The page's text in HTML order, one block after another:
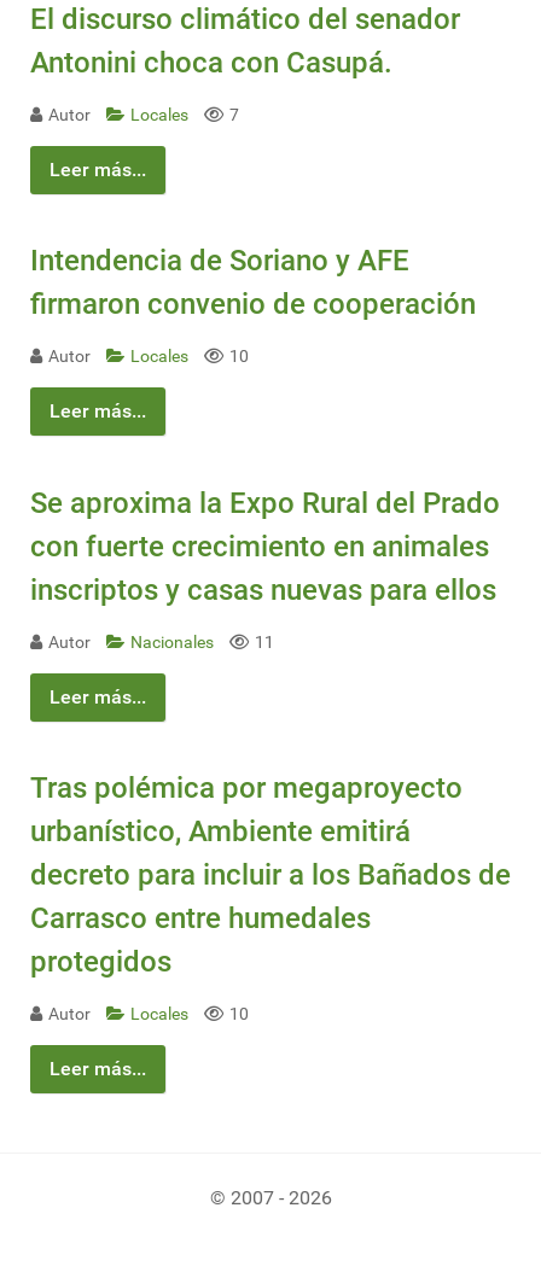
El discurso climático del senador
Antonini choca con Casupá.
Autor Locales 7
Leer más...
Intendencia de Soriano y AFE
firmaron convenio de cooperación
Autor Locales 10
Leer más...
Se aproxima la Expo Rural del Prado
con fuerte crecimiento en animales
inscriptos y casas nuevas para ellos
Autor Nacionales 11
Leer más...
Tras polémica por megaproyecto
urbanístico, Ambiente emitirá
decreto para incluir a los Bañados de
Carrasco entre humedales
protegidos
Autor Locales 10
Leer más...
© 2007 - 2026